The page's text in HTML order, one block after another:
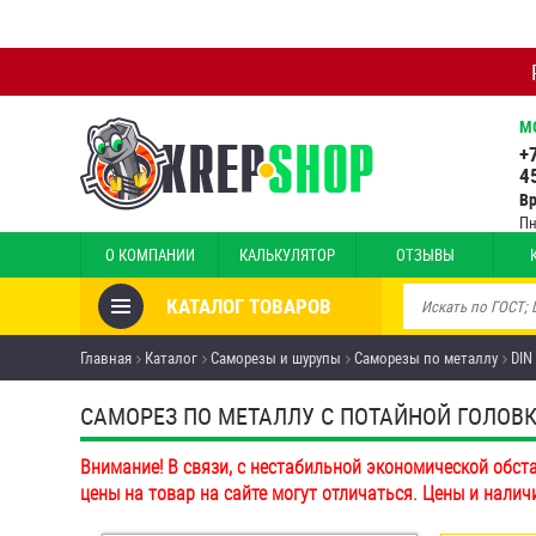
О КОМПАНИИ КАЛЬКУЛЯТОР ОТЗЫВЫ
КАТАЛОГ ТОВАРОВ
Товары со скидкой
Анкеры
Антивандальный крепёж,
инструмент
Болты и винты
Главная Каталог Саморезы и шурупы Саморезы по металлу
САМОРЕЗ ПО МЕТАЛЛУ С ПОТАЙНОЙ
Внимание! В связи, с нестабильной экономической
цены на товар на сайте могут отличаться. Цены и